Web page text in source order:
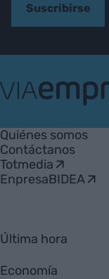
Suscribirse
Empresa
Quiénes somos
Contáctanos
Totmedia
EnpresaBIDEA
Última hora
Economía